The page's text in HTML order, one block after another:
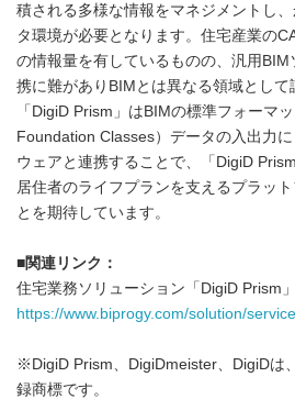
積される多様な情報をマネジメントし
タ環境が必要となります。住宅産業の
の情報量を有しているものの、汎用
携に難がありBIMとは異なる領域として
「DigiD Prism」はBIMの標準フォーマ
Foundation Classes）データの入出力
ウェアと連携することで、「DigiD
居住者のライフプランを支えるプラッ
とを期待しています。
■関連リンク：
住宅業務ソリューション「DigiD Prism」
https://www.biprogy.com/solution/
※DigiD Prism、DigiDmeister、DigiDは
録商標です。